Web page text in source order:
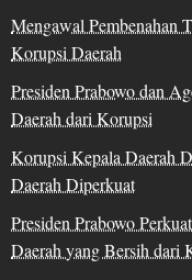
Mengawal Pembenahan
Korupsi Daerah
Presiden Prabowo dan
Daerah dari Korupsi
Korupsi Kepala Daerah
Daerah Diperkuat
Presiden Prabowo
Daerah yang Bersih dari